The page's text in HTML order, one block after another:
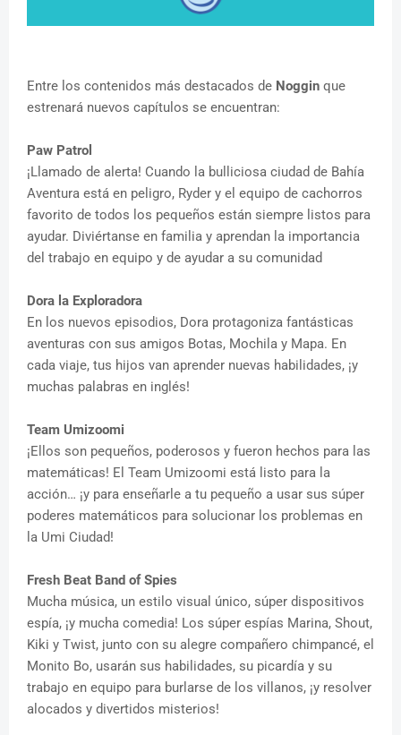
Entre los contenidos más destacados de Noggin que
estrenará nuevos capítulos se encuentran:
Paw Patrol
¡Llamado de alerta! Cuando la bulliciosa ciudad de Bahía
Aventura está en peligro, Ryder y el equipo de cachorros
favorito de todos los pequeños están siempre listos para
ayudar. Diviértanse en familia y aprendan la importancia
del trabajo en equipo y de ayudar a su comunidad
Dora la Exploradora
En los nuevos episodios, Dora protagoniza fantásticas
aventuras con sus amigos Botas, Mochila y Mapa. En
cada viaje, tus hijos van aprender nuevas habilidades, ¡y
muchas palabras en inglés!
Team Umizoomi
¡Ellos son pequeños, poderosos y fueron hechos para las
matemáticas! El Team Umizoomi está listo para la
acción… ¡y para enseñarle a tu pequeño a usar sus súper
poderes matemáticos para solucionar los problemas en
la Umi Ciudad!
Fresh Beat Band of Spies
Mucha música, un estilo visual único, súper dispositivos
espía, ¡y mucha comedia! Los súper espías Marina, Shout,
Kiki y Twist, junto con su alegre compañero chimpancé, el
Monito Bo, usarán sus habilidades, su picardía y su
trabajo en equipo para burlarse de los villanos, ¡y resolver
alocados y divertidos misterios!